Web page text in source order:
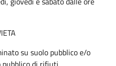
su suolo pubblico e/o